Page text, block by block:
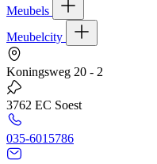
Meubels
Meubelcity
Koningsweg 20 - 2
3762 EC Soest
035-6015786